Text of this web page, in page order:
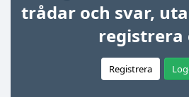
trådar och svar,
registrera
Registrera